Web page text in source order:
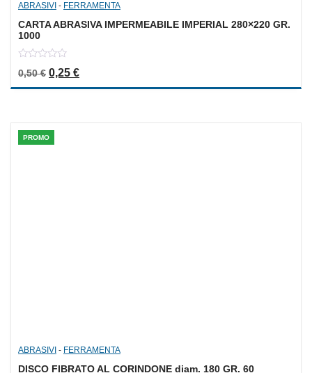
ABRASIVI - FERRAMENTA
CARTA ABRASIVA IMPERMEABILE IMPERIAL 280×220 GR.
1000
out
of
0,50€ Il prezzo originale era: 0,50 €.
0,25 €Il prezzo attuale è: 0,25 €.
PROMO
ABRASIVI - FERRAMENTA
DISCO FIBRATO AL CORINDONE diam. 180 GR. 60